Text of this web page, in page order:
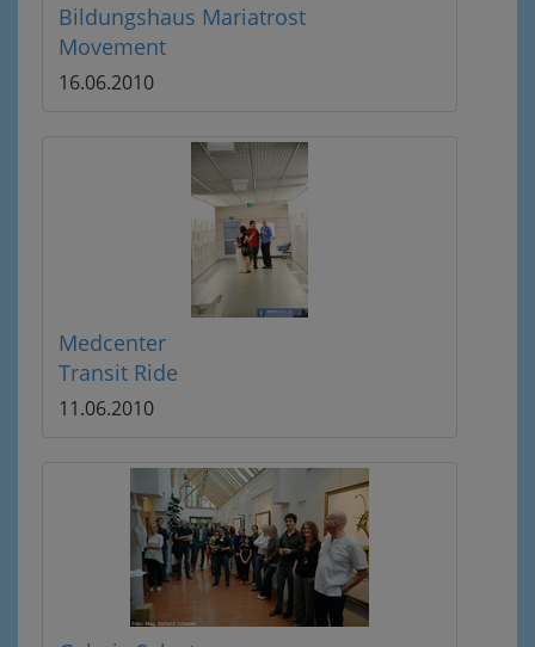
Bildungshaus Mariatrost
Movement
16.06.2010
Medcenter
Transit Ride
11.06.2010